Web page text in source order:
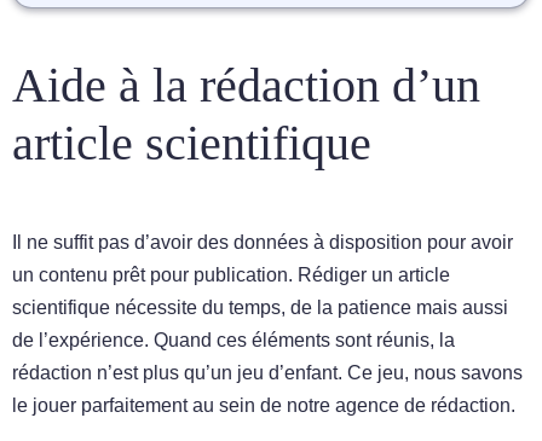
Aide à la rédaction d’un
article scientifique
Il ne suffit pas d’avoir des données à disposition pour avoir
un contenu prêt pour publication. Rédiger un article
scientifique nécessite du temps, de la patience mais aussi
de l’expérience. Quand ces éléments sont réunis, la
rédaction n’est plus qu’un jeu d’enfant. Ce jeu, nous savons
le jouer parfaitement au sein de notre agence de rédaction.